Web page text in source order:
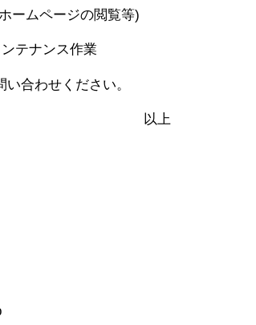
ージの閲覧等)
テナンス作業
合わせください。